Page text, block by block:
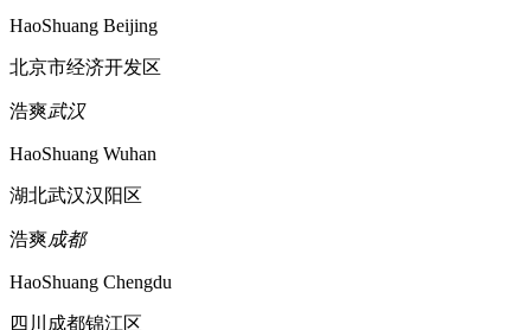
HaoShuang Beijing
北京市经济开发区
浩爽武汉
HaoShuang Wuhan
湖北武汉汉阳区
浩爽成都
HaoShuang Chengdu
四川成都锦江区